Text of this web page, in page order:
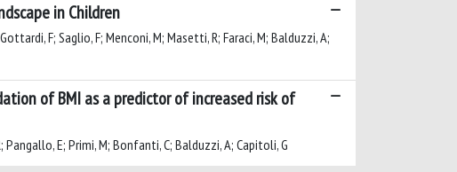
in Children
F; Saglio, F; Menconi, M; Masetti, R; Faraci, M; Balduzzi, A;
of BMI as a predictor of increased risk of
Pangallo, E; Primi, M; Bonfanti, C; Balduzzi, A; Capitoli, G